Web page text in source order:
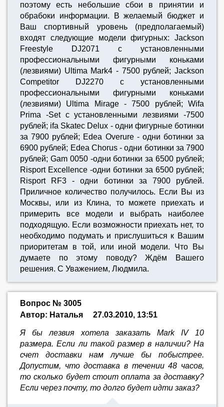
поэтому есть небольшие сбои в принятии и
обрабоки информации. В желаемый бюджет и
Ваш спортивный уровень (предполагаемый)
входят следующие модели фигурных: Jackson
Freestyle DJ2071 с установленными
профессиональными фигурными коньками
(лезвиями) Ultima Mark4 - 7500 рублей; Jackson
Competitor DJ2270 с установленными
профессиональными фигурными коньками
(лезвиями) Ultima Mirage - 7500 рублей; Wifa
Prima -Set с установленными лезвиями -7500
рублей; ifa Skatec Delux - одни фигурные ботинки
за 7900 рублей; Edea Overure - одни ботинки за
6900 рублей; Edea Chorus - одни ботинки за 7900
рублей; Gam 0050 -одни ботинки за 6500 рублей;
Risport Excellence -одни ботинки за 6500 рублей;
Risport RF3 - одни ботинки за 7900 рублей.
Приличное количество получилось. Если Вы из
Москвы, или из Клина, то можете приехать и
примерить все модели и выбрать наиболее
подходящую. Если возможности приехать нет, то
необходимо подумать и прислушиться к Вашим
приоритетам в той, или иной модели. Что Вы
думаете по этому поводу? Ждём Вашего
решения. С Уважением, Людмила.
Вопрос № 3005
Автор: Наталья
27.03.2010, 13:51
Я бы лезвия хотела заказать Mark IV 10
размера. Если ли такой размер в наличии? На
счет доставки нам лучше бы побыстрее.
Допустим, что доставка в течении 48 часов,
то сколько будет стоит оплата за доставку?
Если через почту, то долго будет идти заказ?